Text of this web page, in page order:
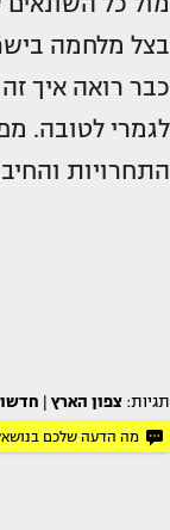
בצל מלחמה
כבר רואה איך
לגמרי לטובה.
התחרויות
תגיות: צפון הארץ חדשות
מה הדעה שלכם